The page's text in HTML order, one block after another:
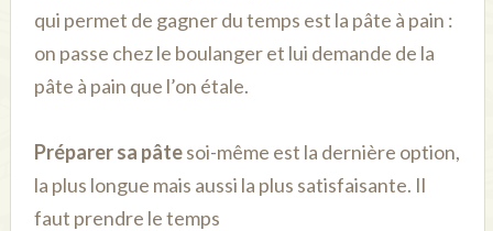
qui permet de gagner du temps est la pâte à pain :
on passe chez le boulanger et lui demande de la
pâte à pain que l’on étale.
Préparer sa pâtesoi-même est la dernière option,
la plus longue mais aussi la plus satisfaisante. Il
faut prendre le temps